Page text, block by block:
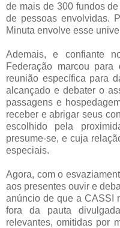
de mais de 300 fundos
de pessoas envolvidas.
Minuta envolve esse
Ademais, e confiante
Federação marcou
reunião específica para
alcançado e debater o
passagens e
receber e abrigar seus
escolhido pela
presume-se, e cuja
especiais.
Agora, com o
aos presentes ouvir e
anúncio de que a CASSI
fora da pauta
relevantes, omitidas por